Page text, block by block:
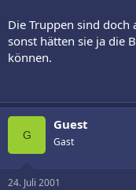
Die Truppen sind doch
sonst hätten sie ja die
können.
G
Guest
Gast
24. Juli 2001